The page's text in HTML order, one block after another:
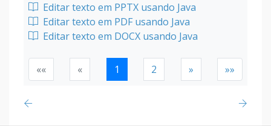
Editar texto em PPTX usando Java
Editar texto em PDF usando Java
Editar texto em DOCX usando Java
«« « 1 2 » »»